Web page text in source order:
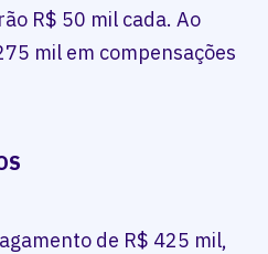
R$ 50 mil cada. Ao
mil em compensações
de R$ 425 mil,